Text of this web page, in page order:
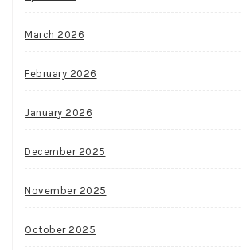
March 2026
February 2026
January 2026
December 2025
November 2025
October 2025